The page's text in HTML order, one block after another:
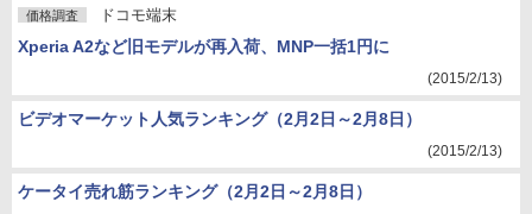
価格調査 ドコモ端末
Xperia A2など旧モデルが再入荷、MNP一括1円に
(2015/2/13)
ビデオマーケット人気ランキング（2月2日～2月8日）
(2015/2/13)
ケータイ売れ筋ランキング（2月2日～2月8日）